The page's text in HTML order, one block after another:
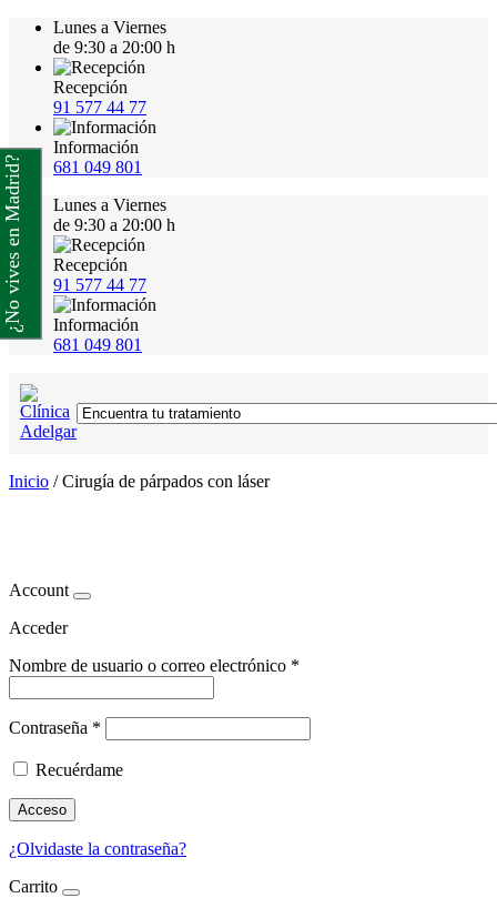
Lunes a Viernes
de 9:30 a 20:00 h
Recepción
91 577 44 77
Información
681 049 801
Lunes a Viernes
de 9:30 a 20:00 h
Recepción
91 577 44 77
Información
681 049 801
Inicio /Cirugía de párpados con láser
Account
Acceder
Nombre de usuario o correo electrónico *
Contraseña *
Recuérdame
Acceso
¿Olvidaste la contraseña?
Carrito
¿No vives en Madrid?